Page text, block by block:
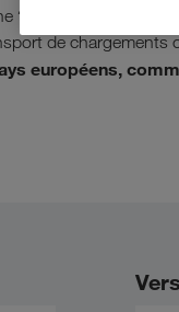
?
de
européens,
Vers